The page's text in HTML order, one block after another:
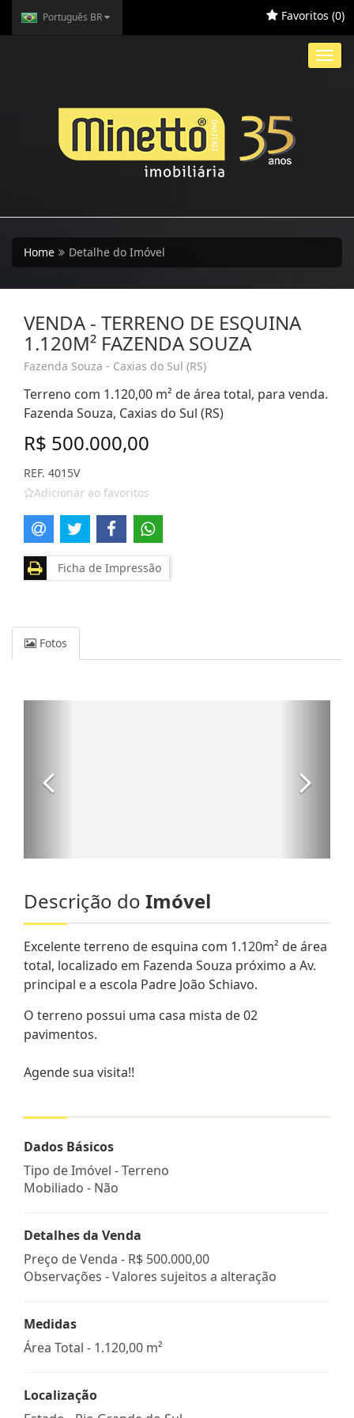
Português BR Favoritos (0)
Home Detalhe do Imóvel
VENDA - TERRENO DE ESQUINA
1.120M² FAZENDA SOUZA
Fazenda Souza - Caxias do Sul (RS)
Terreno com 1.120,00 m² de área total, para venda.
Fazenda Souza, Caxias do Sul (RS)
R$ 500.000,00
REF. 4015V
Adicionar ao favoritos
Ficha de Impressão
Fotos
Descrição do Imóvel
Excelente terreno de esquina com 1.120m² de área
total, localizado em Fazenda Souza próximo a Av.
principal e a escola Padre João Schiavo.
O terreno possui uma casa mista de 02
pavimentos.
Agende sua visita!!
Dados Básicos
Tipo de Imóvel - Terreno
Mobiliado - Não
Detalhes da Venda
Preço de Venda - R$ 500.000,00
Observações - Valores sujeitos a alteração
Medidas
Área Total - 1.120,00 m²
Localização